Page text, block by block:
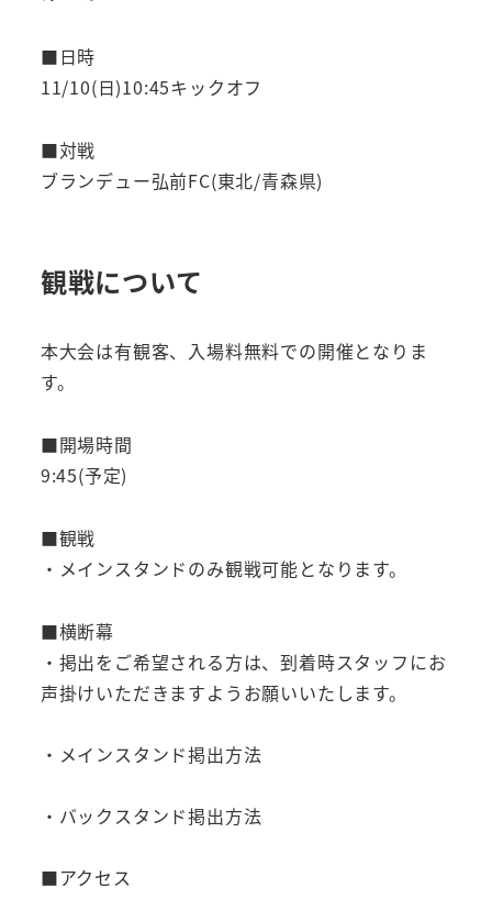
■日時
11/10(日)10:45キックオフ
■対戦
ブランデュー弘前FC(東北/青森県)
観戦について
本大会は有観客、入場料無料での開催となりま
す。
■開場時間
9:45(予定)
■観戦
・メインスタンドのみ観戦可能となります。
■横断幕
・掲出をご希望される方は、到着時スタッフにお
声掛けいただきますようお願いいたします。
・メインスタンド掲出方法
・バックスタンド掲出方法
■アクセス